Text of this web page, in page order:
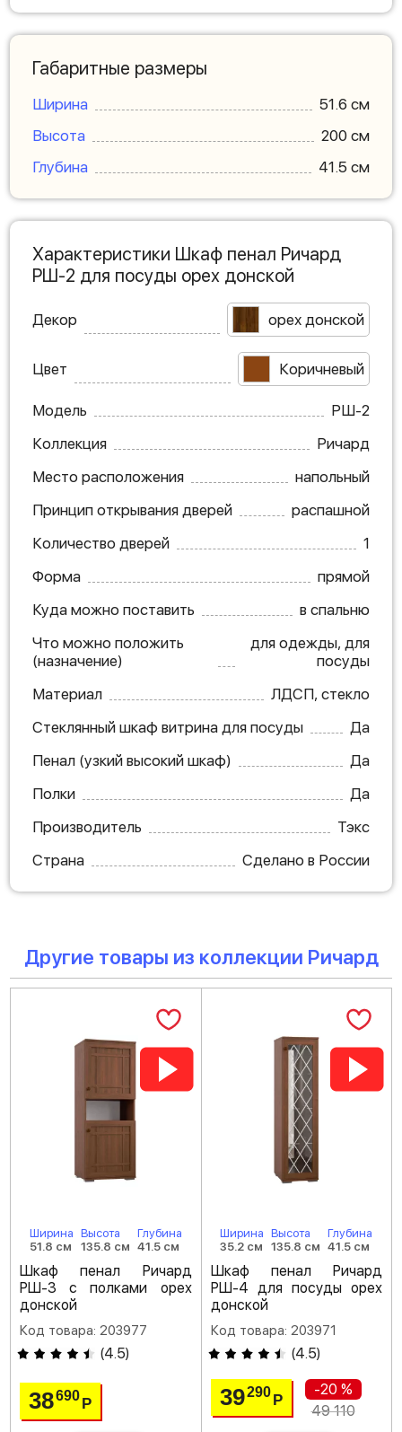
Габаритные размеры
Ширина
51.6 см
Высота
200 см
Глубина
41.5 см
Характеристики Шкаф пенал Ричард
РШ-2 для посуды орех донской
Декор орех донской
Цвет Коричневый
Модель
РШ-2
Коллекция
Ричард
Место расположения
напольный
Принцип открывания дверей
распашной
Количество дверей
1
Форма
прямой
Куда можно поставить
в спальню
Что можно положить
(назначение)
для одежды, для
посуды
Материал
ЛДСП, стекло
Стеклянный шкаф витрина для посуды
Да
Пенал (узкий высокий шкаф)
Да
Полки
Да
Производитель
Тэкс
Страна
Сделано в России
Другие товары из коллекции Ричард
Ширина
51.8 см
Высота
135.8 см
Глубина
41.5 см
Шкаф пенал Ричард
РШ-3 с полками орех
донской
Код товара: 203977
(4.5)
38690Р
Ширина
35.2 см
Высота
135.8 см
Глубина
41.5 см
Шкаф пенал Ричард
РШ-4 для посуды орех
донской
Код товара: 203971
(4.5)
39290 Р
-20 %
49 110